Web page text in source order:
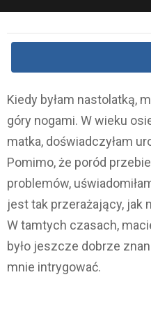
Kiedy byłam nastolatką,
góry nogami. W wieku
matka, doświadczyłam
Pomimo, że poród
problemów,
jest tak przerażający, jak
W tamtych czasach,
było jeszcze dobrze
mnie intrygować.